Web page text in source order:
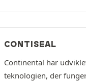
CONTISEAL
Continental har
teknologien, der